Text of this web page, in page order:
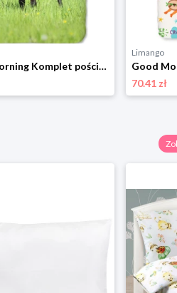
Good Morning Komplet pościeli "Running horse" w kolorze zielono-brązowym rozmiar: 135x200 cm
Limango
70.41 zł